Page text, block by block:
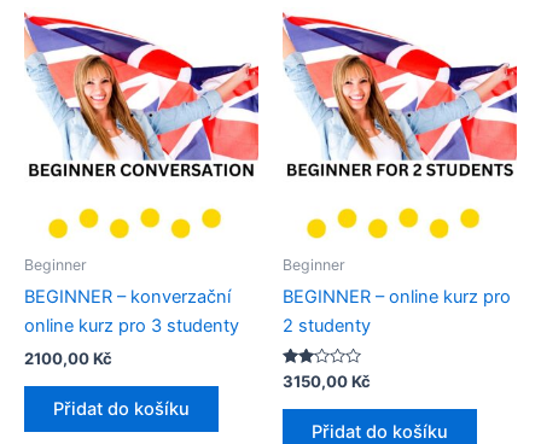
Beginner
BEGINNER – konverzační
online kurz pro 3 studenty​
2100,00Kč
Přidat do košíku
Beginner
BEGINNER – online kurz pro
2 studenty
Hodnocení
2.00
z 5
3150,00Kč
Přidat do košíku